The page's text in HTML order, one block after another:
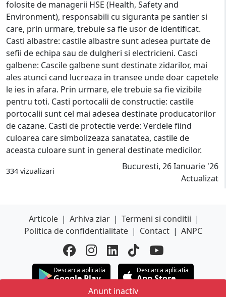
folosite de managerii HSE (Health, Safety and
Environment), responsabili cu siguranta pe santier si
care, prin urmare, trebuie sa fie usor de identificat.
Casti albastre: castile albastre sunt adesea purtate de
sefii de echipa sau de dulgheri si electricieni. Casci
galbene: Cascile galbene sunt destinate zidarilor, mai
ales atunci cand lucreaza in transee unde doar capetele
le ies in afara. Prin urmare, ele trebuie sa fie vizibile
pentru toti. Casti portocalii de constructie: castile
portocalii sunt cel mai adesea destinate producatorilor
de cazane. Casti de protectie verde: Verdele fiind
culoarea care simbolizeaza sanatatea, castile de
aceasta culoare sunt in general destinate medicilor.
334 vizualizari
Bucuresti, 26 Ianuarie '26
Actualizat
Anunt inactiv
Articole | Arhiva ziar | Termeni si conditii |
Politica de confidentialitate | Contact | ANPC
Descarca aplicatia
Google Play
Descarca aplicatia
App Store